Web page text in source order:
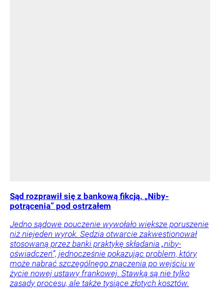
Sąd rozprawił się z bankową fikcją. „Niby-
potrącenia” pod ostrzałem
Jedno sądowe pouczenie wywołało większe poruszenie
niż niejeden wyrok. Sędzia otwarcie zakwestionował
stosowaną przez banki praktykę składania „niby-
oświadczeń”, jednocześnie pokazując problem, który
może nabrać szczególnego znaczenia po wejściu w
życie nowej ustawy frankowej. Stawką są nie tylko
zasady procesu, ale także tysiące złotych kosztów.